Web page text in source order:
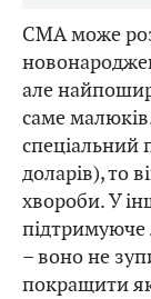
СМА може
але
саме
спеціальний
доларів), то
хвороби. У
підтримуюче
– воно не
покращити